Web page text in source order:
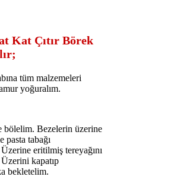
Kat Çıtır Börek
tüm malzemeleri
yoğuralım.
bölelim. Bezelerin üzerine
pasta tabağı
eritilmiş tereyağını
kapatıp
bekletelim.